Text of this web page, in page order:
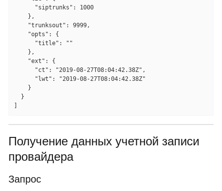
      "siptrunks": 1000
    },
    "trunksout": 9999,
    "opts": {
      "title": ""
    },
    "ext": {
      "ct": "2019-08-27T08:04:42.38Z",
      "lwt": "2019-08-27T08:04:42.38Z"
    }
  }
Получение данных учетной записи
провайдера
Запрос